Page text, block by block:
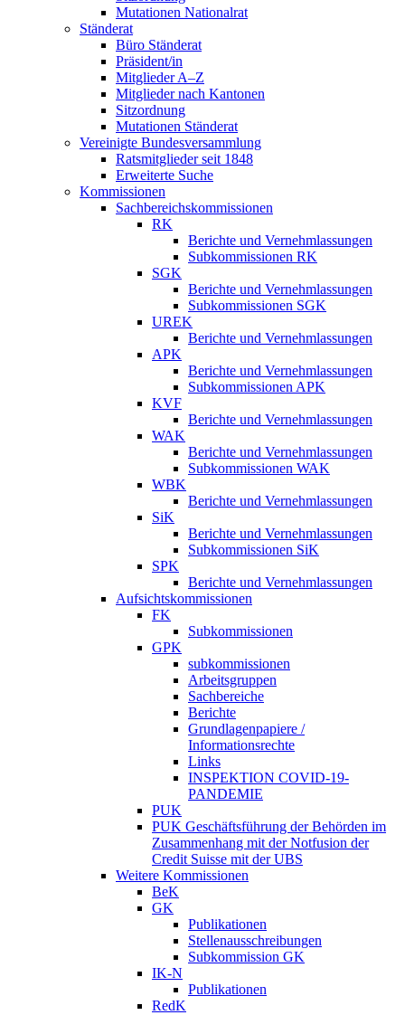
Mutationen Nationalrat
Ständerat
Büro Ständerat
Präsident/in
Mitglieder A–Z
Mitglieder nach Kantonen
Sitzordnung
Mutationen Ständerat
Vereinigte Bundesversammlung
Ratsmitglieder seit 1848
Erweiterte Suche
Kommissionen
Sachbereichskommissionen
RK
Berichte und Vernehmlassungen
Subkommissionen RK
SGK
Berichte und Vernehmlassungen
Subkommissionen SGK
UREK
Berichte und Vernehmlassungen
APK
Berichte und Vernehmlassungen
Subkommissionen APK
KVF
Berichte und Vernehmlassungen
WAK
Berichte und Vernehmlassungen
Subkommissionen WAK
WBK
Berichte und Vernehmlassungen
SiK
Berichte und Vernehmlassungen
Subkommissionen SiK
SPK
Berichte und Vernehmlassungen
Aufsichtskommissionen
FK
Subkommissionen
GPK
subkommissionen
Arbeitsgruppen
Sachbereiche
Berichte
Grundlagenpapiere /
Informationsrechte
Links
INSPEKTION COVID-19-
PANDEMIE
PUK
PUK Geschäftsführung der Behörden im
Zusammenhang mit der Notfusion der
Credit Suisse mit der UBS
Weitere Kommissionen
BeK
GK
Publikationen
Stellenausschreibungen
Subkommission GK
IK-N
Publikationen
RedK